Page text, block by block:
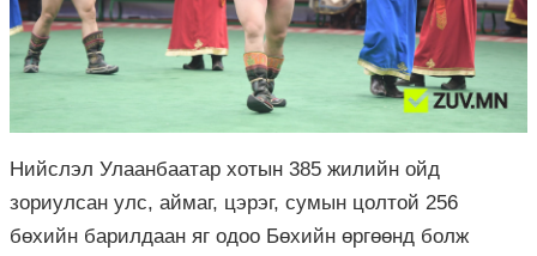
Нийслэл Улаанбаатар хотын 385 жилийн ойд
зориулсан улс, аймаг, цэрэг, сумын цолтой 256
бөхийн барилдаан яг одоо Бөхийн өргөөнд болж